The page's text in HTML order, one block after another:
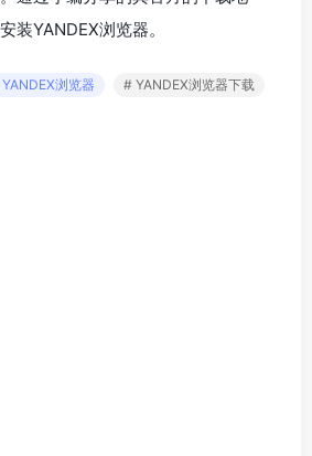
装YANDEX浏览器。
浏览器 # YANDEX浏览器下载